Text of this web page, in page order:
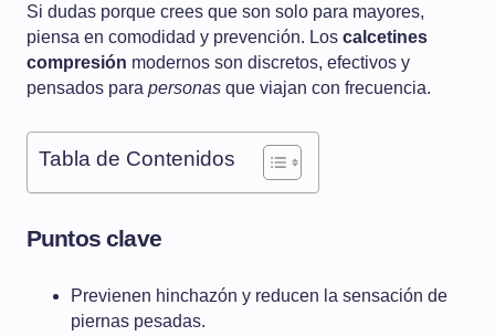
Si dudas porque crees que son solo para mayores,
piensa en comodidad y prevención. Los calcetines
compresión modernos son discretos, efectivos y
pensados para personas que viajan con frecuencia.
Tabla de Contenidos
Puntos clave
Previenen hinchazón y reducen la sensación de
piernas pesadas.